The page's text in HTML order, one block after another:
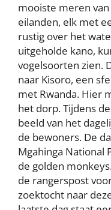
mooiste meren
eilanden, elk met
rustig over het
uitgeholde kano,
vogelsoorten zien.
naar Kisoro, een
met Rwanda. Hier
het dorp. Tijdens
beeld van het
de bewoners. De
Mgahinga National
de golden
de rangerspost
zoektocht naar